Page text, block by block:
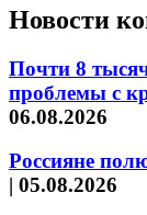
Новости
Почти 8
проблемы с
06.08.2026
Россияне
| 05.08.2026